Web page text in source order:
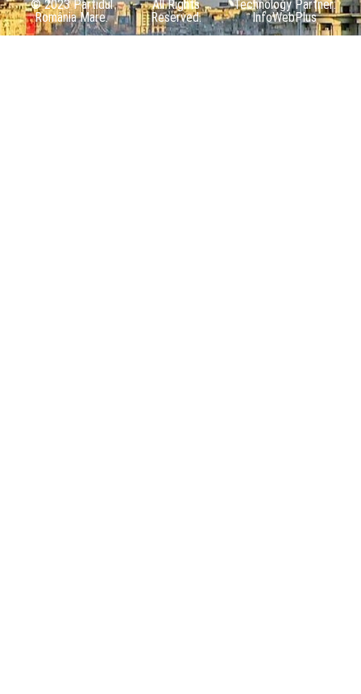
© 2023 Partidul
România Mare.
All Rights
Reserved.
Technology Partner:
InfoWebPlus